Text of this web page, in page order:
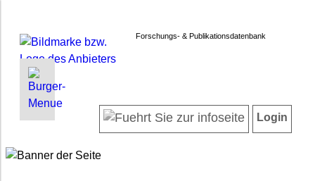
Forschungs- & Publikationsdatenbank
INFORMATIONEN | SUCHEN
Forschendenverzeichnis
LOGIN
Login